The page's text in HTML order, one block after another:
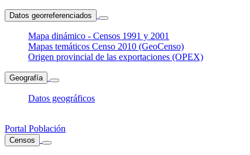
Datos georreferenciados
Mapa dinámico - Censos 1991 y 2001
Mapas temáticos Censo 2010 (GeoCenso)
Origen provincial de las exportaciones (OPEX)
Geografía
Datos geográficos
Portal Población
Censos